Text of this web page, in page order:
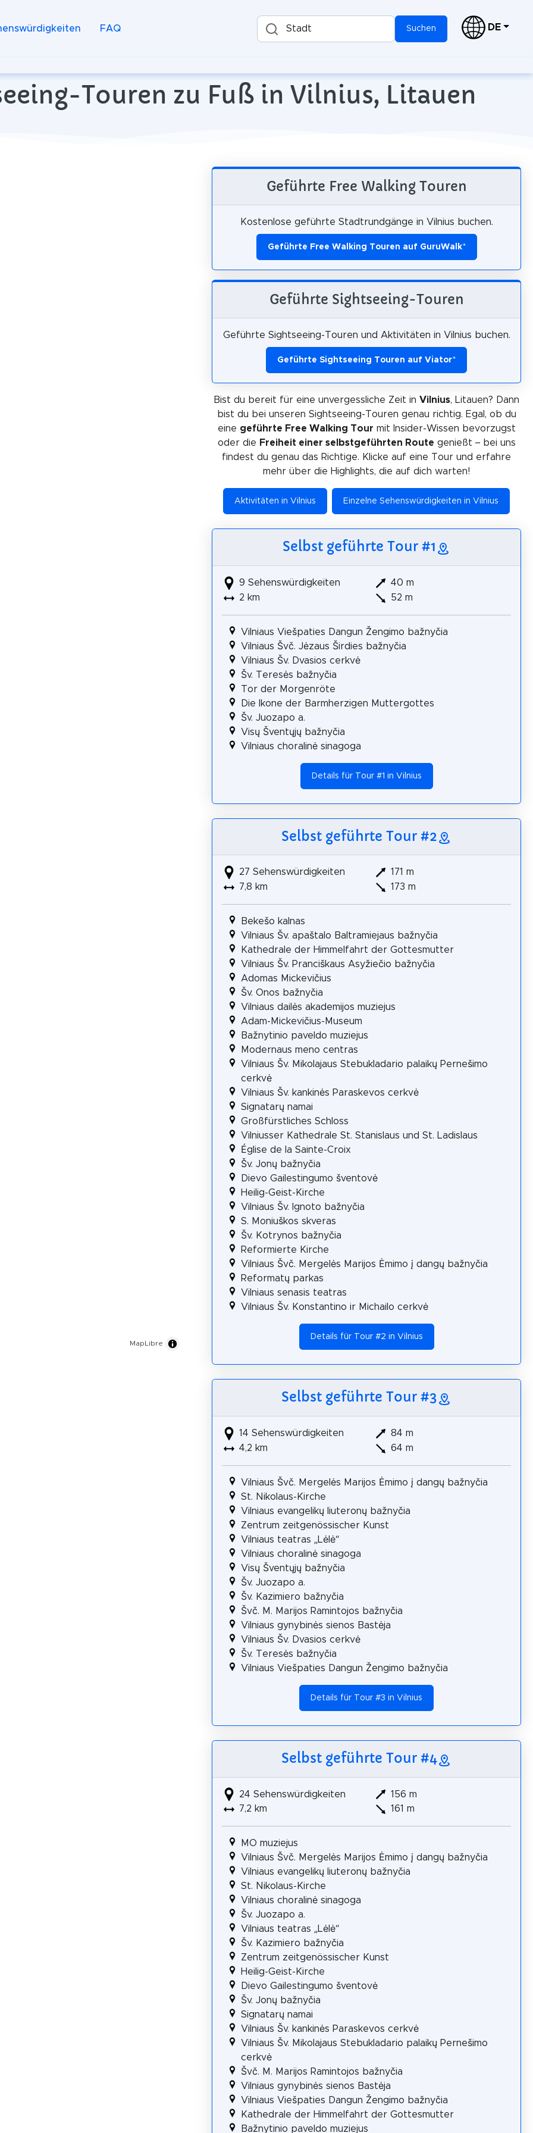
FAQ Stadt Suchen DE
Touren zu Fuß in Vilnius, Litauen
MapLibre
Geführte Free Walking Touren
Kostenlose geführte Stadtrundgänge in Vilnius buchen.
Geführte Free Walking Touren auf GuruWalk*
Geführte Sightseeing-Touren
Geführte Sightseeing-Touren und Aktivitäten in Vilnius buchen.
Geführte Sightseeing Touren auf Viator*
Bist du bereit für eine unvergessliche Zeit in Vilnius, Litauen? Dann
bist du bei unseren Sightseeing-Touren genau richtig. Egal, ob du
eine geführte Free Walking Tour mit Insider-Wissen bevorzugst
oder die Freiheit einer selbstgeführten Route genießt – bei uns
findest du genau das Richtige. Klicke auf eine Tour und erfahre
mehr über die Highlights, die auf dich warten!
Aktivitäten in Vilnius Einzelne Sehenswürdigkeiten in Vilnius
Selbst geführte Tour #1
9 Sehenswürdigkeiten
2 km
40 m
52 m
Vilniaus Viešpaties Dangun Žengimo bažnyčia
Vilniaus Švč. Jėzaus Širdies bažnyčia
Vilniaus Šv. Dvasios cerkvė
Šv. Teresės bažnyčia
Tor der Morgenröte
Die Ikone der Barmherzigen Muttergottes
Šv. Juozapo a.
Visų Šventųjų bažnyčia
Vilniaus choralinė sinagoga
Details für Tour #1 in Vilnius
Selbst geführte Tour #2
27 Sehenswürdigkeiten
7,8 km
171 m
173 m
Bekešo kalnas
Vilniaus Šv. apaštalo Baltramiejaus bažnyčia
Kathedrale der Himmelfahrt der Gottesmutter
Vilniaus Šv. Pranciškaus Asyžiečio bažnyčia
Adomas Mickevičius
Šv. Onos bažnyčia
Vilniaus dailės akademijos muziejus
Adam-Mickevičius-Museum
Bažnytinio paveldo muziejus
Modernaus meno centras
Vilniaus Šv. Mikolajaus Stebukladario palaikų Pernešimo
cerkvė
Vilniaus Šv. kankinės Paraskevos cerkvė
Signatarų namai
Großfürstliches Schloss
Vilniusser Kathedrale St. Stanislaus und St. Ladislaus
Église de la Sainte-Croix
Šv. Jonų bažnyčia
Dievo Gailestingumo šventovė
Heilig-Geist-Kirche
Vilniaus Šv. Ignoto bažnyčia
S. Moniuškos skveras
Šv. Kotrynos bažnyčia
Reformierte Kirche
Vilniaus Švč. Mergelės Marijos Ėmimo į dangų bažnyčia
Reformatų parkas
Vilniaus senasis teatras
Vilniaus Šv. Konstantino ir Michailo cerkvė
Details für Tour #2 in Vilnius
Selbst geführte Tour #3
14 Sehenswürdigkeiten
4,2 km
84 m
64 m
Vilniaus Švč. Mergelės Marijos Ėmimo į dangų bažnyčia
St. Nikolaus-Kirche
Vilniaus evangelikų liuteronų bažnyčia
Zentrum zeitgenössischer Kunst
Vilniaus teatras „Lėlė“
Vilniaus choralinė sinagoga
Visų Šventųjų bažnyčia
Šv. Juozapo a.
Šv. Kazimiero bažnyčia
Švč. M. Marijos Ramintojos bažnyčia
Vilniaus gynybinės sienos Bastėja
Vilniaus Šv. Dvasios cerkvė
Šv. Teresės bažnyčia
Vilniaus Viešpaties Dangun Žengimo bažnyčia
Details für Tour #3 in Vilnius
Selbst geführte Tour #4
24 Sehenswürdigkeiten
7,2 km
156 m
161 m
MO muziejus
Vilniaus Švč. Mergelės Marijos Ėmimo į dangų bažnyčia
Vilniaus evangelikų liuteronų bažnyčia
St. Nikolaus-Kirche
Vilniaus choralinė sinagoga
Šv. Juozapo a.
Vilniaus teatras „Lėlė“
Šv. Kazimiero bažnyčia
Zentrum zeitgenössischer Kunst
Heilig-Geist-Kirche
Dievo Gailestingumo šventovė
Šv. Jonų bažnyčia
Signatarų namai
Vilniaus Šv. kankinės Paraskevos cerkvė
Vilniaus Šv. Mikolajaus Stebukladario palaikų Pernešimo
cerkvė
Švč. M. Marijos Ramintojos bažnyčia
Vilniaus gynybinės sienos Bastėja
Vilniaus Viešpaties Dangun Žengimo bažnyčia
Kathedrale der Himmelfahrt der Gottesmutter
Bažnytinio paveldo muziejus